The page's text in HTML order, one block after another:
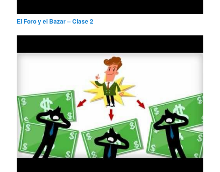
El Foro y el Bazar – Clase 2